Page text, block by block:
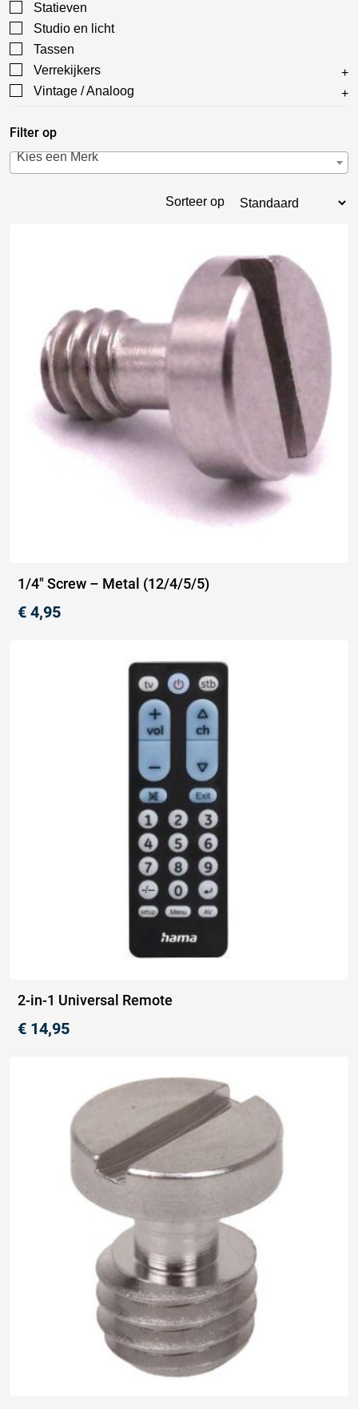
Statieven
Studio en licht
Tassen
Verrekijkers
Vintage / Analoog
Filter op
Kies een Merk
Sorteer op
1/4″ Screw – Metal (12/4/5/5)
€ 4,95
2-in-1 Universal Remote
€ 14,95